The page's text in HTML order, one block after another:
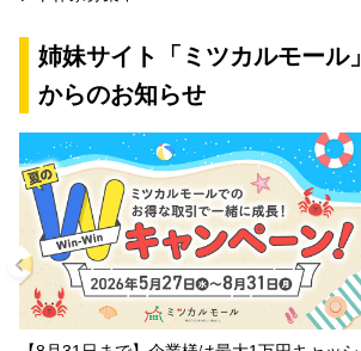
姉妹サイト「ミツカルモール」
からのお知らせ